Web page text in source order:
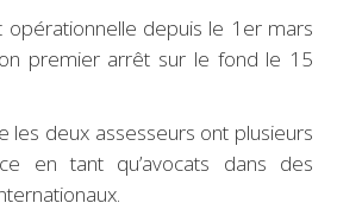
opérationnelle depuis le 1er mars
premier arrêt sur le fond le 15
les deux assesseurs ont plusieurs
en tant qu’avocats dans des